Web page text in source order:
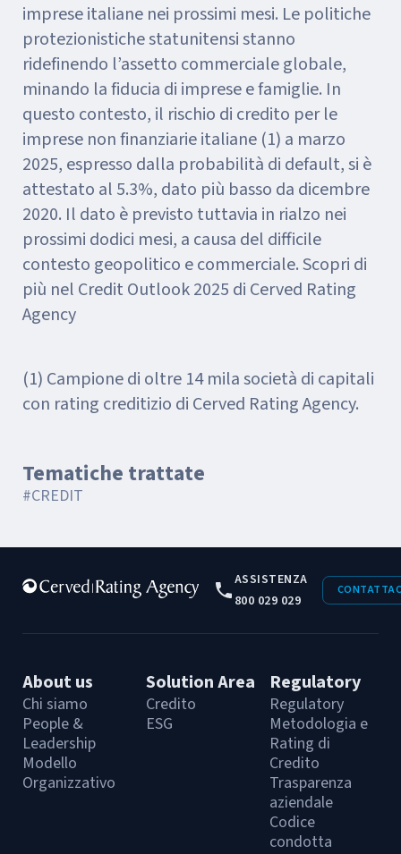
imprese italiane nei prossimi mesi. Le politiche
protezionistiche statunitensi stanno
ridefinendo l’assetto commerciale globale,
minando la fiducia di imprese e famiglie. In
questo contesto, il rischio di credito per le
imprese non finanziarie italiane (1) a marzo
2025, espresso dalla probabilità di default, si è
attestato al 5.3%, dato più basso da dicembre
2020. Il dato è previsto tuttavia in rialzo nei
prossimi dodici mesi, a causa del difficile
contesto geopolitico e commerciale. Scopri di
più nel Credit Outlook 2025 di Cerved Rating
Agency
(1) Campione di oltre 14 mila società di capitali
con rating creditizio di Cerved Rating Agency.
Tematiche trattate
#CREDIT
ASSISTENZA
800 029 029
About us
Chi siamo
People &
Leadership
Modello
Organizzativo
Solution Area
Credito
ESG
Regulatory
Regulatory
Metodologia e
Rating di
Credito
Trasparenza
aziendale
Codice
condotta